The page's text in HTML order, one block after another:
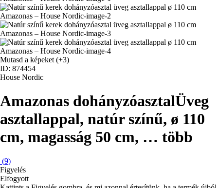
Mutasd a képeket (+3)
ID: 874454
House Nordic
Amazonas dohányzóasztalÜveg
asztallappal, natúr színű, ø 110
cm, magasság 50 cm, … több
(9)
Figyelés
Elfogyott